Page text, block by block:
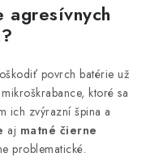
agresívnych
povrch batérie už
ktoré sa
ich zvýrazní špina a
aj matné čierne
problematické.